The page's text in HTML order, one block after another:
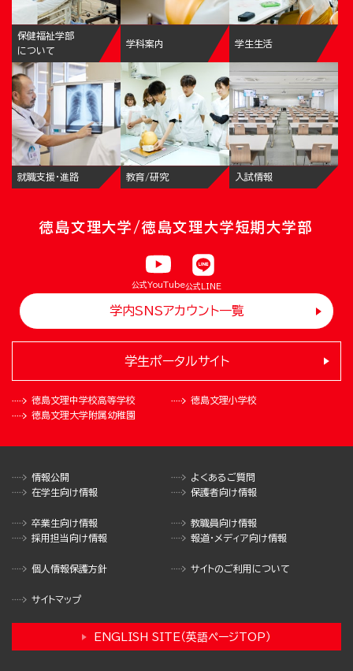
保健福祉学部
について
学科案内 学生生活
就職支援・進路 教育/研究 入試情報
徳島文理大学/徳島文理大学短期大学部
公式YouTube公式LINE
学内SNSアカウント一覧
徳島文理中学校高等学校
徳島文理小学校
徳島文理大学附属幼稚園
学生ポータルサイト
情報公開
よくあるご質問
在学生向け情報
保護者向け情報
卒業生向け情報
教職員向け情報
採用担当向け情報
報道・メディア向け情報
個人情報保護方針 サイトのご利用について
サイトマップ
ENGLISH SITE（英語ページTOP）